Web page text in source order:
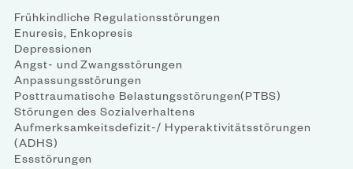
Frühkindliche Regulationsstörungen
Enuresis, Enkopresis
Depressionen
Angst- und Zwangsstörungen
Anpassungsstörungen
Posttraumatische Belastungsstörungen(PTBS)
Störungen des Sozialverhaltens
Aufmerksamkeitsdefizit-/ Hyperaktivitätsstörungen
(ADHS)
Essstörungen